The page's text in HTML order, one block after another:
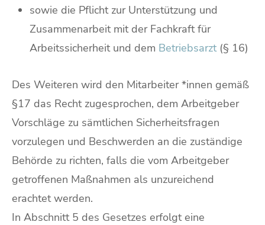
sowie die Pflicht zur Unterstützung und
Zusammenarbeit mit der Fachkraft für
Arbeitssicherheit und dem Betriebsarzt(§ 16)
Des Weiteren wird den Mitarbeiter *innen gemäß
§17 das Recht zugesprochen, dem Arbeitgeber
Vorschläge zu sämtlichen Sicherheitsfragen
vorzulegen und Beschwerden an die zuständige
Behörde zu richten, falls die vom Arbeitgeber
getroffenen Maßnahmen als unzureichend
erachtet werden.
In Abschnitt 5 des Gesetzes erfolgt eine